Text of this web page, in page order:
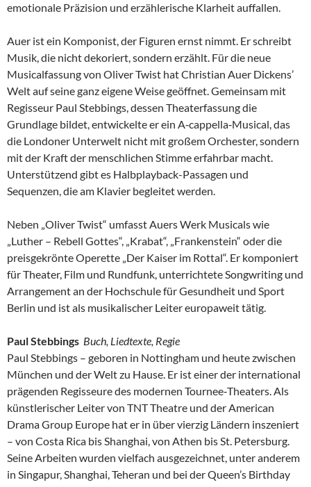
emotionale Präzision und erzählerische Klarheit auffallen.
Auer ist ein Komponist, der Figuren ernst nimmt. Er schreibt
Musik, die nicht dekoriert, sondern erzählt. Für die neue
Musicalfassung von Oliver Twist hat Christian Auer Dickens’
Welt auf seine ganz eigene Weise geöffnet. Gemeinsam mit
Regisseur Paul Stebbings, dessen Theaterfassung die
Grundlage bildet, entwickelte er ein A‑cappella‑Musical, das
die Londoner Unterwelt nicht mit großem Orchester, sondern
mit der Kraft der menschlichen Stimme erfahrbar macht.
Unterstützend gibt es Halbplayback-Passagen und
Sequenzen, die am Klavier begleitet werden.
Neben „Oliver Twist“ umfasst Auers Werk Musicals wie
„Luther – Rebell Gottes“, „Krabat“, „Frankenstein“ oder die
preisgekrönte Operette „Der Kaiser im Rottal“. Er komponiert
für Theater, Film und Rundfunk, unterrichtete Songwriting und
Arrangement an der Hochschule für Gesundheit und Sport
Berlin und ist als musikalischer Leiter europaweit tätig.
Paul Stebbings Buch, Liedtexte, Regie
Paul Stebbings – geboren in Nottingham und heute zwischen
München und der Welt zu Hause. Er ist einer der international
prägenden Regisseure des modernen Tournee‑Theaters. Als
künstlerischer Leiter von TNT Theatre und der American
Drama Group Europe hat er in über vierzig Ländern inszeniert
– von Costa Rica bis Shanghai, von Athen bis St. Petersburg.
Seine Arbeiten wurden vielfach ausgezeichnet, unter anderem
in Singapur, Shanghai, Teheran und bei der Queen’s Birthday